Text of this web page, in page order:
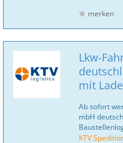
merken
Lkw-
mit
Ab sofort
mbH
KTV